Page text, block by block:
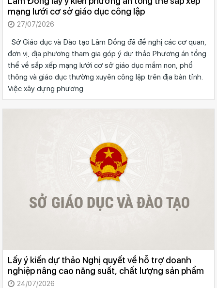
mạng lưới cơ sở giáo dục công lập
27/07/2026
Sở Giáo dục và Đào tạo Lâm Đồng đã đề nghị các cơ quan,
đơn vị, địa phương tham gia góp ý dự thảo Phương án tổng
thể về sắp xếp mạng lưới cơ sở giáo dục mầm non, phổ
thông và giáo dục thường xuyên công lập trên địa bàn tỉnh.
Việc xây dựng phương
Lấy ý kiến dự thảo Nghị quyết về hỗ trợ doanh
nghiệp nâng cao năng suất, chất lượng sản phẩm
24/07/2026